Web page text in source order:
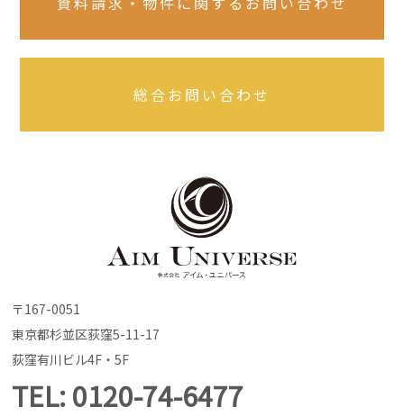
総合お問い合わせ
〒167-0051
東京都杉並区荻窪5-11-17
荻窪有川ビル4F・5F
TEL 0120-74-6477